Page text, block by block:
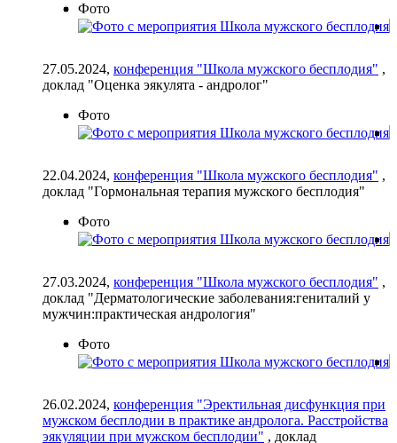
Фото
27.05.2024, конференция "Школа мужского бесплодия" ,
доклад "Оценка эякулята - андролог"
Фото
22.04.2024, конференция "Школа мужского бесплодия" ,
доклад "Гормональная терапия мужского бесплодия"
Фото
27.03.2024, конференция "Школа мужского бесплодия" ,
доклад "Дерматологические заболевания:гениталий у
мужчин:практическая андрология"
Фото
26.02.2024, конференция "Эректильная дисфункция при
мужском бесплодии в практике андролога. ⁠Расстройства
эякуляции при мужском бесплодии" , доклад